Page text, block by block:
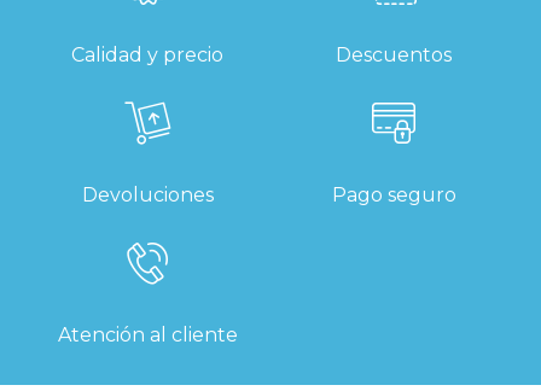
Calidad y precio Descuentos
Devoluciones Pago seguro
Atención al cliente